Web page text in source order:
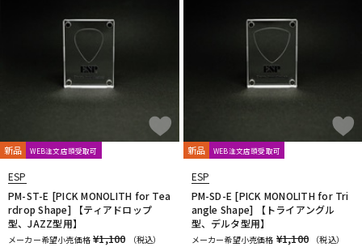
新品 WEB注文店頭受取可
ESP
PM-ST-E [PICK MONOLITH for Tea
rdrop Shape] 【ティアドロップ
型、JAZZ型用】
メーカー希望小売価格 ¥1,100
（税込）
新品 WEB注文店頭受取可
ESP
PM-SD-E [PICK MONOLITH for Tri
angle Shape] 【トライアングル
型、デルタ型用】
メーカー希望小売価格 ¥1,100
（税込）